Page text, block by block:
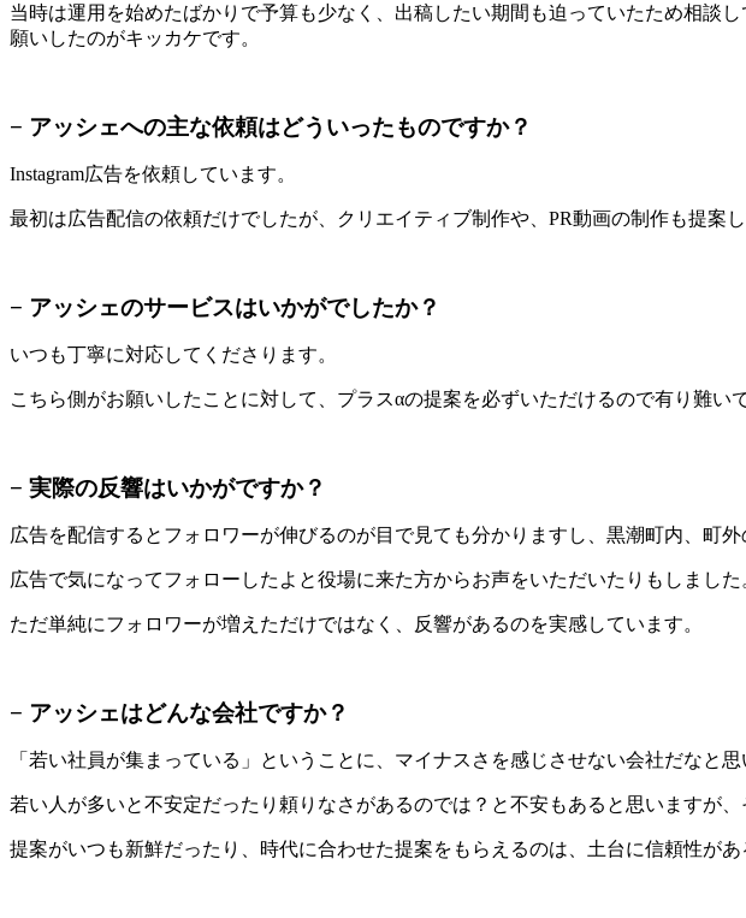
当時は運用を始めたばかりで予算も少なく、出稿したい期間も迫っていたため相談
願いしたのがキッカケです。
− アッシェへの主な依頼はどういったものですか？
Instagram広告を依頼しています。
最初は広告配信の依頼だけでしたが、クリエイティブ制作や、PR動画の制作も提案
− アッシェのサービスはいかがでしたか？
いつも丁寧に対応してくださります。
こちら側がお願いしたことに対して、プラスαの提案を必ずいただけるので有り難いで
− 実際の反響はいかがですか？
広告を配信するとフォロワーが伸びるのが目で見ても分かりますし、黒潮町内、町
広告で気になってフォローしたよと役場に来た方からお声をいただいたりもしました
ただ単純にフォロワーが増えただけではなく、反響があるのを実感しています。
− アッシェはどんな会社ですか？
「若い社員が集まっている」ということに、マイナスさを感じさせない会社だなと思
若い人が多いと不安定だったり頼りなさがあるのでは？と不安もあると思いますが
提案がいつも新鮮だったり、時代に合わせた提案をもらえるのは、土台に信頼性があ